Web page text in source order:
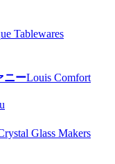
Tablewares
ニーLouis Comfort
Glass Makers